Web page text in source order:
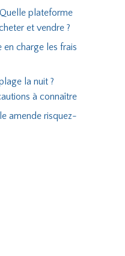
plateforme
et vendre ?
en charge les frais
la nuit ?
à connaître
amende risquez-